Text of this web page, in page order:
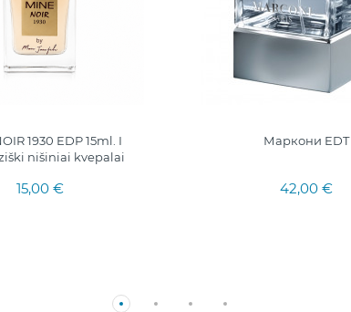
1930 EDP 15ml. I
nišiniai kvepalai
15,00 €
Маркони EDT
42,00 €